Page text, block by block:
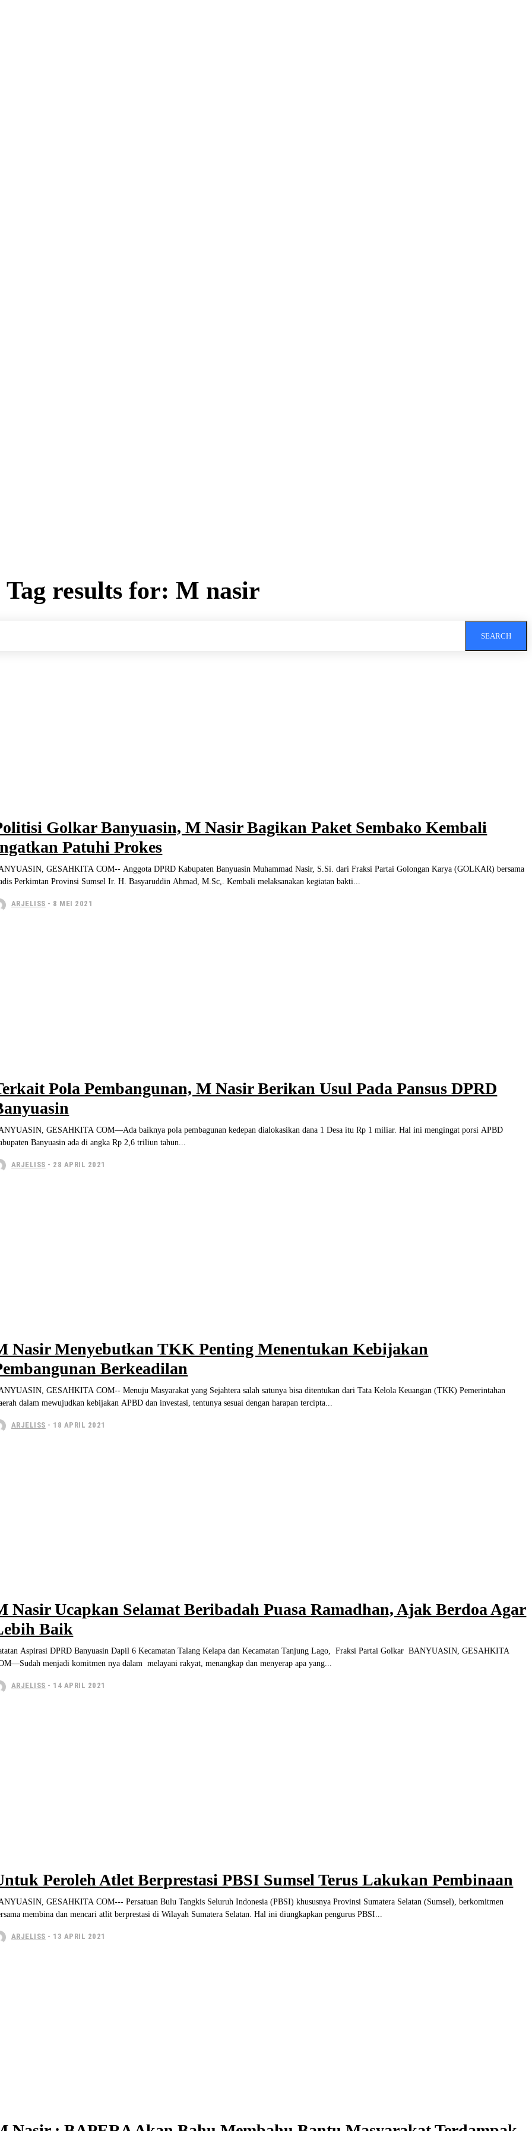
Tag results for: M nasir
SEARCH
Golkar Banyuasin, M Nasir Bagikan Paket Sembako Kembali
Patuhi Prokes
GESAHKITA COM-- Anggota DPRD Kabupaten Banyuasin Muhammad Nasir, S.Si. dari Fraksi Partai Golongan Karya (GOLKAR) bersama
Kadis Perkimtan Provinsi Sumsel Ir. H. Basyaruddin Ahmad, M.Sc,. Kembali melaksanakan kegiatan bakti...
ARJELISS - 8 MEI 2021
Pola Pembangunan, M Nasir Berikan Usul Pada Pansus DPRD
GESAHKITA COM—Ada baiknya pola pembagunan kedepan dialokasikan dana 1 Desa itu Rp 1 miliar. Hal ini mengingat porsi APBD
Banyuasin ada di angka Rp 2,6 triliun tahun...
ARJELISS - 28 APRIL 2021
Nasir Menyebutkan TKK Penting Menentukan Kebijakan
Berkeadilan
GESAHKITA COM-- Menuju Masyarakat yang Sejahtera salah satunya bisa ditentukan dari Tata Kelola Keuangan (TKK) Pemerintahan
dalam mewujudkan kebijakan APBD dan investasi, tentunya sesuai dengan harapan tercipta...
ARJELISS - 18 APRIL 2021
Nasir Ucapkan Selamat Beribadah Puasa Ramadhan, Ajak Berdoa Agar
Baik
Aspirasi DPRD Banyuasin Dapil 6 Kecamatan Talang Kelapa dan Kecamatan Tanjung Lago, Fraksi Partai Golkar BANYUASIN, GESAHKITA
menjadi komitmen nya dalam melayani rakyat, menangkap dan menyerap apa yang...
ARJELISS - 14 APRIL 2021
Peroleh Atlet Berprestasi PBSI Sumsel Terus Lakukan Pembinaan
GESAHKITA COM--- Persatuan Bulu Tangkis Seluruh Indonesia (PBSI) khususnya Provinsi Sumatera Selatan (Sumsel), berkomitmen
bersama membina dan mencari atlit berprestasi di Wilayah Sumatera Selatan. Hal ini diungkapkan pengurus PBSI...
ARJELISS - 13 APRIL 2021